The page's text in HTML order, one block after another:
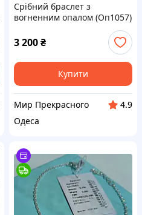
Срібний браслет з
вогненним опалом (Оп1057)
3 200₴
Купити
Мир Прекрасного
4.9
Одеса